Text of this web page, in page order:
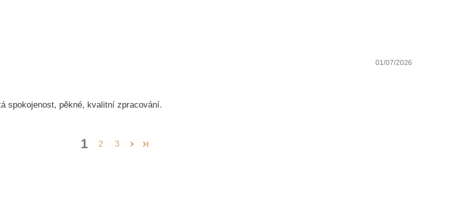
01/07/2026
spokojenost, pěkné, kvalitní zpracování.
1 2 3